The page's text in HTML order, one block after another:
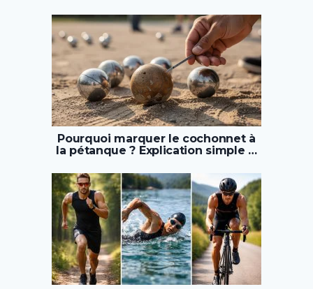
Pourquoi marquer le cochonnet à
la pétanque ? Explication simple …